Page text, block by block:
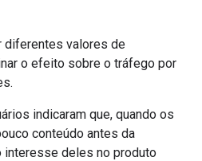
diferentes valores de
o efeito sobre o tráfego por
indicaram que, quando os
conteúdo antes da
interesse deles no produto